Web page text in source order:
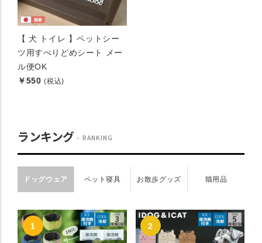
【 犬 トイレ 】ペットシー
ツ用すべりどめシート メー
ル便OK
￥550 (税込)
ランキング RANKING
ドッグウェア ペット寝具 お散歩グッズ 猫用品